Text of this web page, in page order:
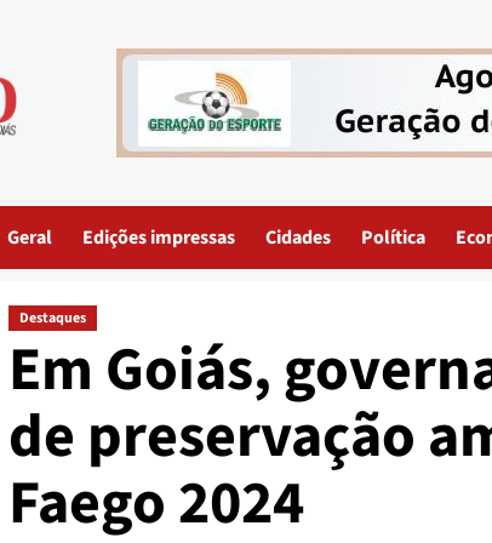
Geral Edições impressas Cidades Política
Destaques
Em Goiás,
de preservação
Faego 2024